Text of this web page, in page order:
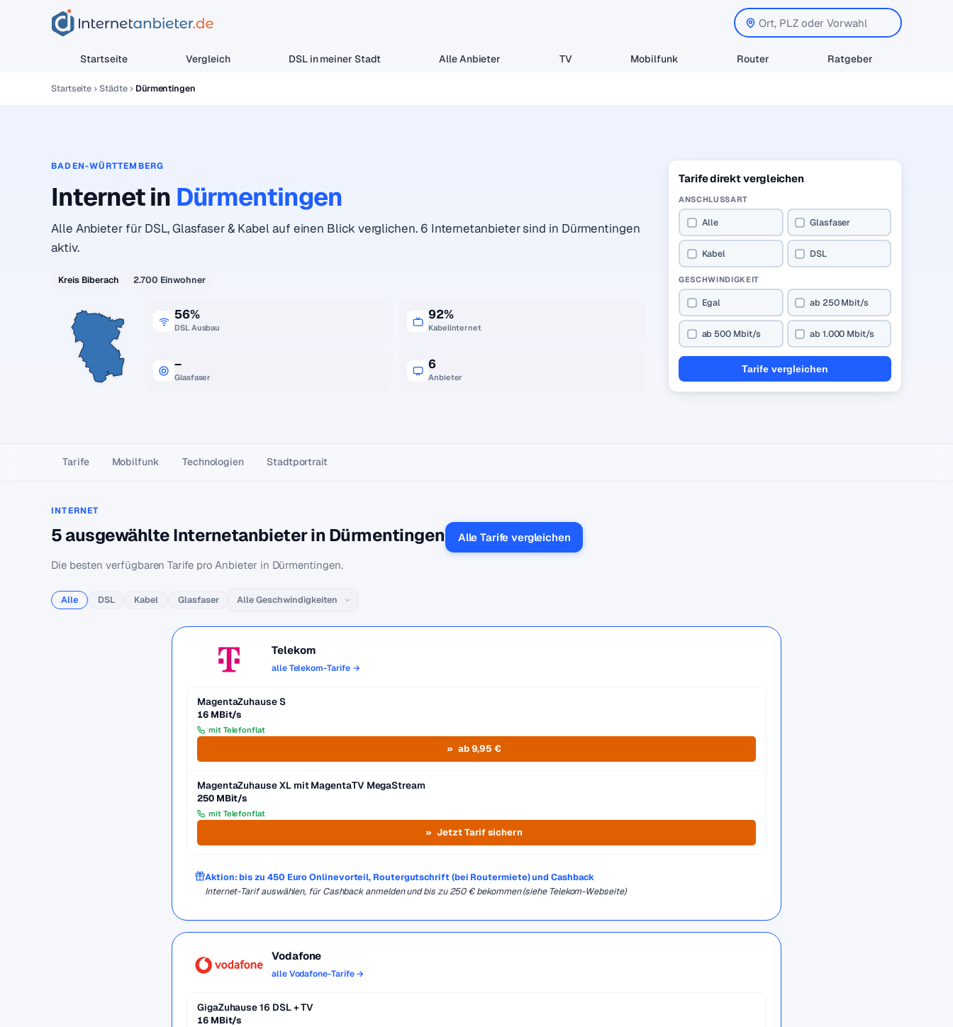
Startseite Vergleich DSL in meiner Stadt Alle Anbieter TV Mobilfunk Router Ratgeber
Startseite Städte Dürmentingen
BADEN-WÜRTTEMBERG
Internet in Dürmentingen
Alle Anbieter für DSL, Glasfaser & Kabel auf einen Blick verglichen. 6 Internetanbieter sind in Dürmentingen
aktiv.
Kreis Biberach 2.700 Einwohner
56%
DSL Ausbau
92%
Kabelinternet
–
Glasfaser
6
Anbieter
Tarife direkt vergleichen
ANSCHLUSSART
Alle Glasfaser
Kabel DSL
GESCHWINDIGKEIT
Egal ab 250 Mbit/s
ab 500 Mbit/s ab 1.000 Mbit/s
Tarife vergleichen
Tarife Mobilfunk Technologien Stadtportrait
INTERNET
5 ausgewählte Internetanbieter in Dürmentingen Alle Tarife vergleichen
Die besten verfügbaren Tarife pro Anbieter in Dürmentingen.
Alle DSL Kabel Glasfaser
Telekom
alle Telekom-Tarife →
MagentaZuhause S
16 MBit/s
mit Telefonflat
ab 9,95 €
MagentaZuhause XL mit MagentaTV MegaStream
250 MBit/s
mit Telefonflat
Jetzt Tarif sichern
Aktion: bis zu 450 Euro Onlinevorteil, Routergutschrift (bei Routermiete) und Cashback
Internet-Tarif auswählen, für Cashback anmelden und bis zu 250 € bekommen (siehe Telekom-Webseite)
Vodafone
alle Vodafone-Tarife →
GigaZuhause 16 DSL + TV
16 MBit/s